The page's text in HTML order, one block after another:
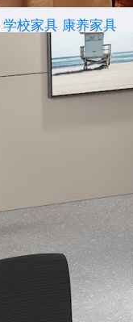
学校家具 康养家具